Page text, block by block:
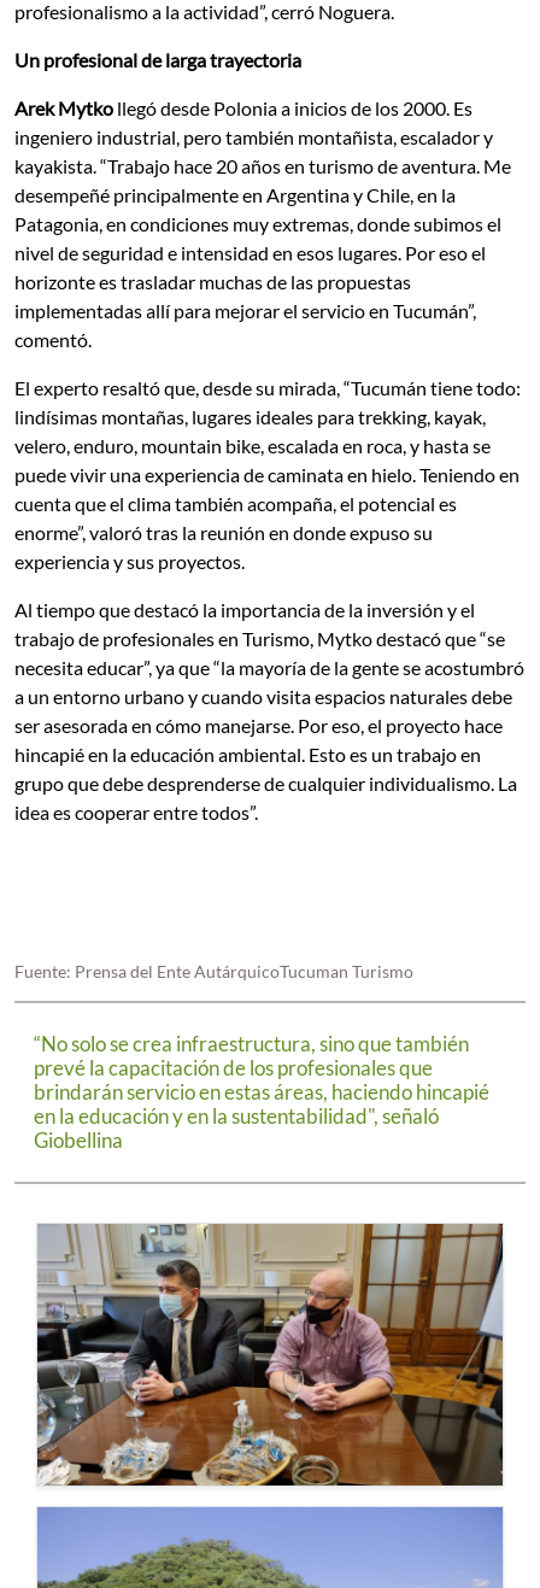
“No solo se crea infraestructura, sino que también
prevé la capacitación de los profesionales que
brindarán servicio en estas áreas, haciendo hincapié
en la educación y en la sustentabilidad", señaló
Giobellina
profesionalismo a la actividad”, cerró Noguera.
Un profesional de larga trayectoria
Arek Mytko llegó desde Polonia a inicios de los 2000. Es
ingeniero industrial, pero también montañista, escalador y
kayakista. “Trabajo hace 20 años en turismo de aventura. Me
desempeñé principalmente en Argentina y Chile, en la
Patagonia, en condiciones muy extremas, donde subimos el
nivel de seguridad e intensidad en esos lugares. Por eso el
horizonte es trasladar muchas de las propuestas
implementadas allí para mejorar el servicio en Tucumán”,
comentó.
El experto resaltó que, desde su mirada, “Tucumán tiene todo:
lindísimas montañas, lugares ideales para trekking, kayak,
velero, enduro, mountain bike, escalada en roca, y hasta se
puede vivir una experiencia de caminata en hielo. Teniendo en
cuenta que el clima también acompaña, el potencial es
enorme”, valoró tras la reunión en donde expuso su
experiencia y sus proyectos.
Al tiempo que destacó la importancia de la inversión y el
trabajo de profesionales en Turismo, Mytko destacó que “se
necesita educar”, ya que “la mayoría de la gente se acostumbró
a un entorno urbano y cuando visita espacios naturales debe
ser asesorada en cómo manejarse. Por eso, el proyecto hace
hincapié en la educación ambiental. Esto es un trabajo en
grupo que debe desprenderse de cualquier individualismo. La
idea es cooperar entre todos”.
Fuente: Prensa del Ente AutárquicoTucuman Turismo